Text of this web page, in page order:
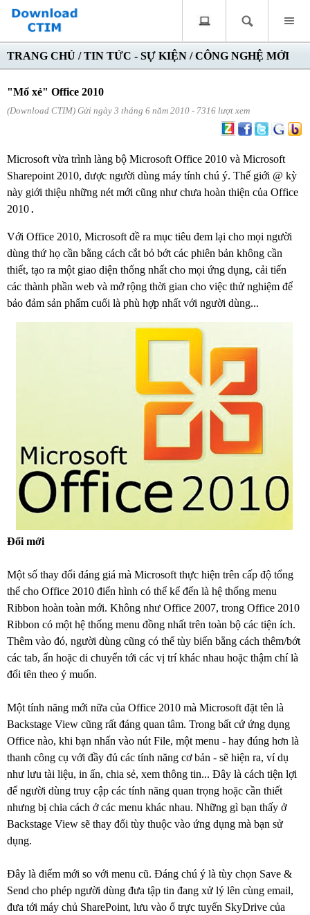
TRANG CHỦ /TIN TỨC - SỰ KIỆN /CÔNG NGHỆ MỚI
"Mổ xẻ" Office 2010
(Download CTIM) Gửi ngày 3 tháng 6 năm 2010 - 7316 lượt xem
Microsoft vừa trình làng bộ Microsoft Office 2010 và Microsoft
Sharepoint 2010, được người dùng máy tính chú ý. Thế giới @ kỳ
này giới thiệu những nét mới cũng như chưa hoàn thiện của Office
2010.
Với Office 2010, Microsoft đề ra mục tiêu đem lại cho mọi người
dùng thứ họ cần bằng cách cắt bỏ bớt các phiên bản không cần
thiết, tạo ra một giao diện thống nhất cho mọi ứng dụng, cải tiến
các thành phần web và mở rộng thời gian cho việc thử nghiệm để
bảo đảm sản phẩm cuối là phù hợp nhất với người dùng...
Đổi mới
Một số thay đổi đáng giá mà Microsoft thực hiện trên cấp độ tổng
thể cho Office 2010 điển hình có thể kể đến là hệ thống menu
Ribbon hoàn toàn mới. Không như Office 2007, trong Office 2010
Ribbon có một hệ thống menu đồng nhất trên toàn bộ các tiện ích.
Thêm vào đó, người dùng cũng có thể tùy biến bằng cách thêm/bớt
các tab, ẩn hoặc di chuyển tới các vị trí khác nhau hoặc thậm chí là
đổi tên theo ý muốn.
Một tính năng mới nữa của Office 2010 mà Microsoft đặt tên là
Backstage View cũng rất đáng quan tâm. Trong bất cứ ứng dụng
Office nào, khi bạn nhấn vào nút File, một menu - hay đúng hơn là
thanh công cụ với đầy đủ các tính năng cơ bản - sẽ hiện ra, ví dụ
như lưu tài liệu, in ấn, chia sẻ, xem thông tin... Đây là cách tiện lợi
để người dùng truy cập các tính năng quan trọng hoặc cần thiết
nhưng bị chia cách ở các menu khác nhau. Những gì bạn thấy ở
Backstage View sẽ thay đổi tùy thuộc vào ứng dụng mà bạn sử
dụng.
Đây là điểm mới so với menu cũ. Đáng chú ý là tùy chọn Save &
Send cho phép người dùng đưa tập tin đang xử lý lên cùng email,
đưa tới máy chủ SharePoint, lưu vào ổ trực tuyến SkyDrive của